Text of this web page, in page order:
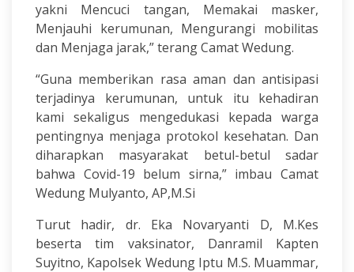
yakni Mencuci tangan, Memakai masker,
Menjauhi kerumunan, Mengurangi mobilitas
dan Menjaga jarak,” terang Camat Wedung.
“Guna memberikan rasa aman dan antisipasi
terjadinya kerumunan, untuk itu kehadiran
kami sekaligus mengedukasi kepada warga
pentingnya menjaga protokol kesehatan. Dan
diharapkan masyarakat betul-betul sadar
bahwa Covid-19 belum sirna,” imbau Camat
Wedung Mulyanto, AP,M.Si
Turut hadir, dr. Eka Novaryanti D, M.Kes
beserta tim vaksinator, Danramil Kapten
Suyitno, Kapolsek Wedung Iptu M.S. Muammar,